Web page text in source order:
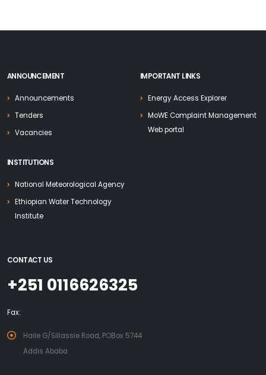
ANNOUNCEMENT
Announcements
Tenders
Vacancies
IMPORTANT LINKS
Energy Access Explorer
MoWE Complaint Management
Web portal
INSTITUTIONS
National Meteorological Agency
Ethiopian Water Technology
Institute
CONTACT US
+251 0116626325
Fax:
Haile G/Sillassie Road, POBox 5744
Addis Ababa